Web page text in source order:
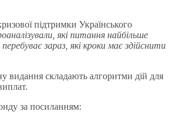
підтримки Українського
які питання найбільше
зараз, які кроки має здійснити
видання складають алгоритми дій для
за посиланням: